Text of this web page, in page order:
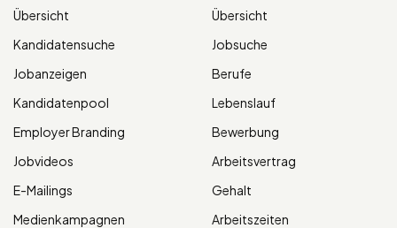
Übersicht
Kandidatensuche
Jobanzeigen
Kandidatenpool
Employer Branding
Jobvideos
E-Mailings
Medienkampagnen
Übersicht
Jobsuche
Berufe
Lebenslauf
Bewerbung
Arbeitsvertrag
Gehalt
Arbeitszeiten